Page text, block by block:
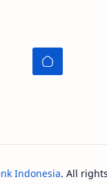
Indonesia. All